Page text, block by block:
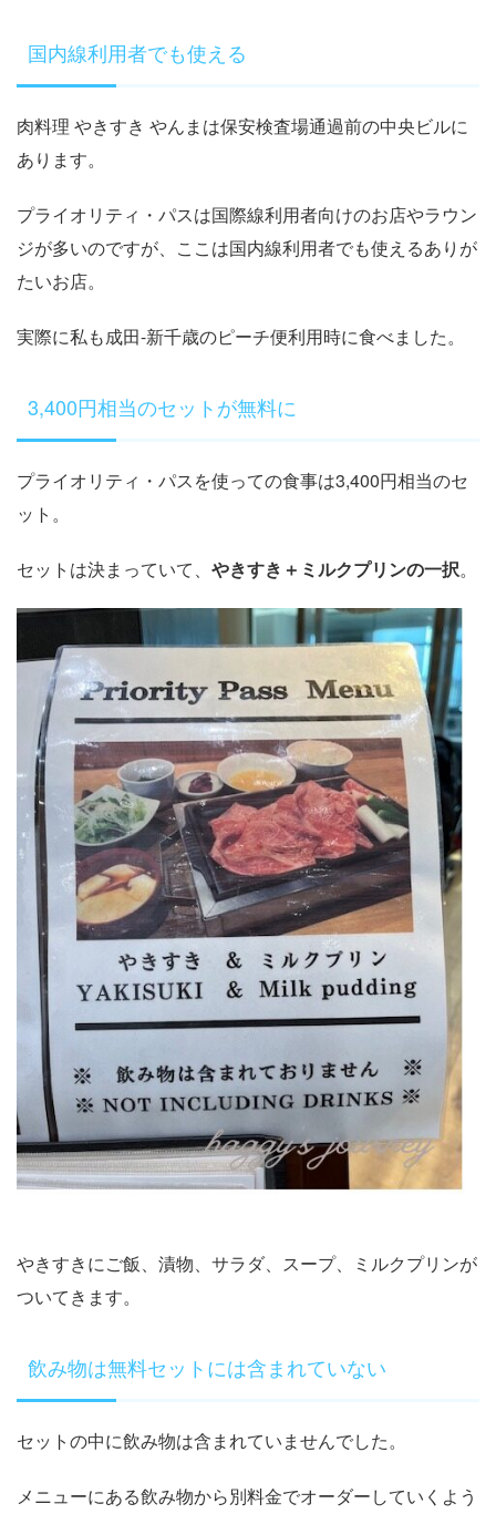
国内線利用者でも使える
肉料理 やきすき やんまは保安検査場通過前の中央ビルに
あります。
プライオリティ・パスは国際線利用者向けのお店やラウン
ジが多いのですが、ここは国内線利用者でも使えるありが
たいお店。
実際に私も成田-新千歳のピーチ便利用時に食べました。
3,400円相当のセットが無料に
プライオリティ・パスを使っての食事は3,400円相当のセ
ット。
セットは決まっていて、 やきすき＋ミルクプリンの一択。
やきすきにご飯、漬物、サラダ、スープ、ミルクプリンが
ついてきます。
飲み物は無料セットには含まれていない
セットの中に飲み物は含まれていませんでした。
メニューにある飲み物から別料金でオーダーしていくよう